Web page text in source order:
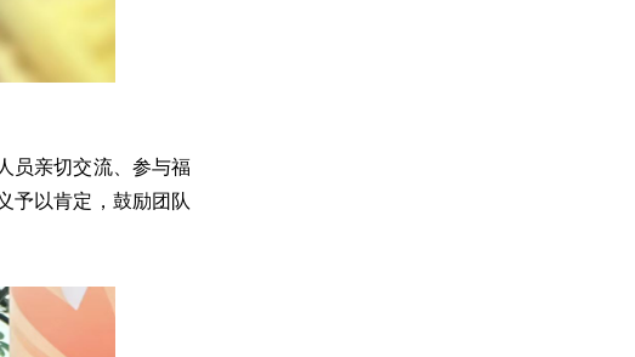
员亲切交流、参与福
予以肯定，鼓励团队